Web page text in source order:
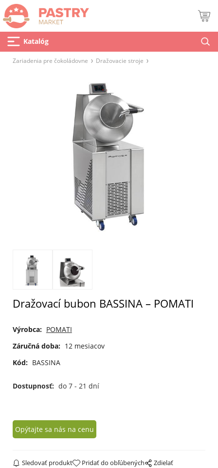
Katalóg
Zariadenia pre čokoládovne Dražovacie stroje
Dražovací bubon BASSINA – POMATI
Výrobca: POMATI
Záručná doba: 12 mesiacov
Kód: BASSINA
Dostupnosť: do 7 - 21 dní
Opýtajte sa nás na cenu
Sledovať produkt Pridať do obľúbených Zdielať